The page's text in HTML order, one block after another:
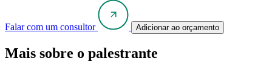
Falar com um consultor Adicionar ao orçamento
Mais sobre o palestrante